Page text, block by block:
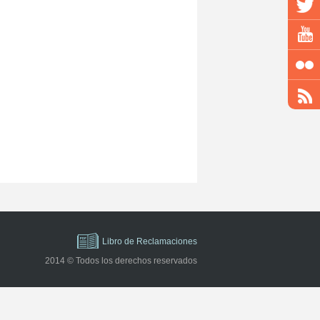
Libro de Reclamaciones
2014 © Todos los derechos reservados